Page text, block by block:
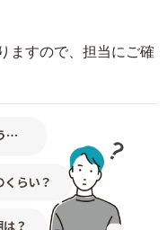
ますので、担当にご確